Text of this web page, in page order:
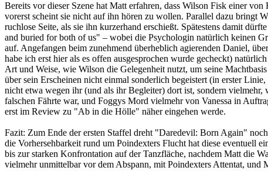
Bereits vor dieser Szene hat Matt erfahren, dass Wilson Fisk einer
vorerst scheint sie nicht auf ihn hören zu wollen. Parallel dazu bringt
ruchlose Seite, als sie ihn kurzerhand erschießt. Spätestens damit
and buried for both of us" – wobei die Psychologin natürlich keinen
auf. Angefangen beim zunehmend überheblich agierenden Daniel,
habe ich erst hier als es offen ausgesprochen wurde gecheckt)
Art und Weise, wie Wilson die Gelegenheit nutzt, um seine
über sein Erscheinen nicht einmal sonderlich begeistert (in erster
nicht etwa wegen ihr (und als ihr Begleiter) dort ist, sondern vielmehr,
falschen Fährte war, und Foggys Mord vielmehr von Vanessa in
erst im Review zu "Ab in die Hölle" näher eingehen werde.
Fazit: Zum Ende der ersten Staffel dreht "Daredevil: Born Again"
die Vorhersehbarkeit rund um Poindexters Flucht hat diese eventuell
bis zur starken Konfrontation auf der Tanzfläche, nachdem Matt die
vielmehr unmittelbar vor dem Abspann, mit Poindexters Attentat, und